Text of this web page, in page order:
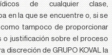
de cualquier clase,
en la que se encuentre o, si se
tampoco de proporcionar
o justificación sobre el proceso
discreción de GRUPO KOVAL la